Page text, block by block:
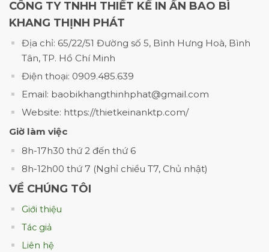
nhiều hơn vào loại bao bì này để tạo sự khác
biệt trên thị trường.
Bao bì đẹp không làm thay đổi chất lượng
sản phẩm, nhưng nó giúp khách hàng tin
tưởng hơn trước khi họ quyết định mua
CÔNG TY TNHH THIẾT KẾ IN ẤN BAO BÌ
KHANG THỊNH PHÁT
Địa chỉ: 65/22/51 Đường số 5, Bình Hưng Hoà, Bình
Tân, TP. Hồ Chí Minh
Điện thoại: 0909.485.639
Email: baobikhangthinhphat@gmail.com
Website: https://thietkeinanktp.com/
Giờ làm việc
8h-17h30 thứ 2 đến thứ 6
8h-12h00 thứ 7 (Nghỉ chiều T7, Chủ nhật)
VỀ CHÚNG TÔI
Giới thiệu
Tác giả
Liên hệ